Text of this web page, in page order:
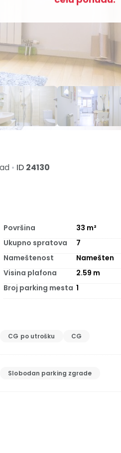
• ID 24130
Površina 33 m²
Ukupno spratova
7
Nameštenost
Namešten
Visina plafona 2.59 m
Broj parking mesta 1
CG po utrošku CG
Slobodan parking zgrade